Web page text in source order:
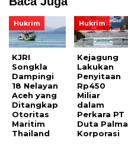
Hukrim
KJRI
Songkla
Dampingi
18 Nelayan
Aceh yang
Ditangkap
Otoritas
Maritim
Thailand
Hukrim
Kejagung
Lakukan
Penyitaan
Rp450
Miliar
dalam
Perkara PT
Duta Palma
Korporasi